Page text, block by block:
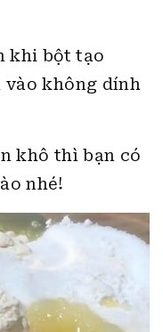
khi bột tạo
vào không dính
khô thì bạn có
nhé!